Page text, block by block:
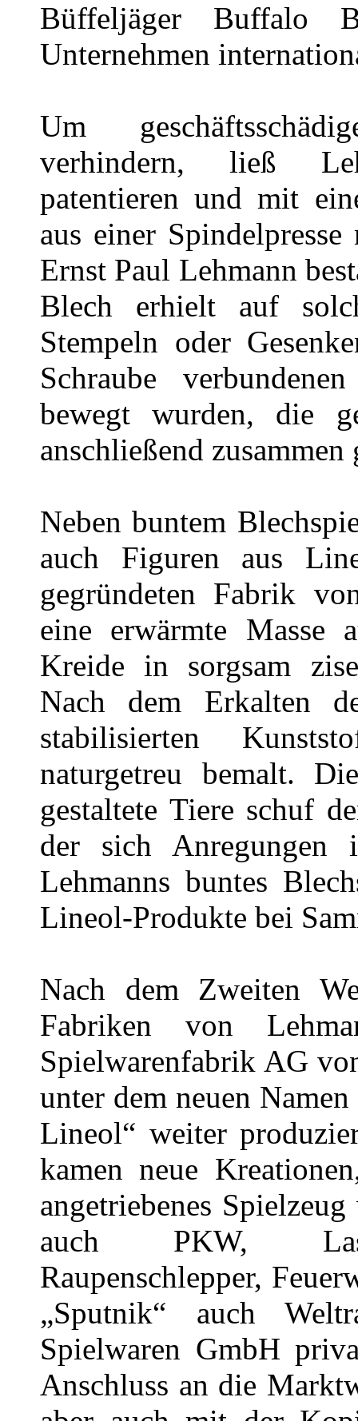
Büffeljäger Buffalo
Unternehmen
Um
verhindern, ließ
patentieren und mit
aus einer
Ernst Paul Lehmann
Blech erhielt auf
Stempeln oder
Schraube
bewegt wurden, die
anschließend zusammen
Neben buntem
auch Figuren aus
gegründeten Fabrik
eine erwärmte Masse
Kreide in sorgsam
Nach dem Erkalten
stabilisierten
naturgetreu bemalt.
gestaltete Tiere schuf
der sich
Lehmanns buntes
Lineol-Produkte bei
Nach dem Zweiten
Fabriken von
Spielwarenfabrik AG
unter dem neuen
Lineol“ weiter
kamen neue
angetriebenes
auch PKW,
Raupenschlepper,
„Sputnik“ auch
Spielwaren GmbH
Anschluss an die